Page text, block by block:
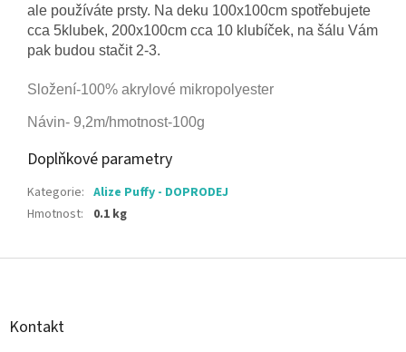
ale používáte prsty. Na deku 100x100cm spotřebujete
cca 5klubek, 200x100cm cca 10 klubíček, na šálu Vám
pak budou stačit 2-3.
Složení-100% akrylové mikropolyester
Návin- 9,2m/hmotnost-100g
Doplňkové parametry
Kategorie: Alize Puffy - DOPRODEJ
Hmotnost: 0.1 kg
Z
Kontakt